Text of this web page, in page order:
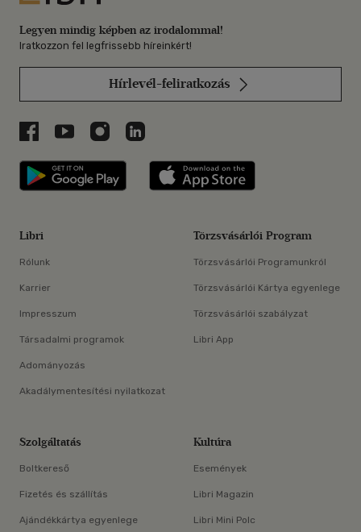
Legyen mindig képben az irodalommal!
Iratkozzon fel legfrissebb híreinkért!
Hírlevél-feliratkozás
Libri a Facebookon
Libri a Youtube-on
Libri az Instagramon
Libri a LinkedInen
Libri applikáció Szerezd meg: Google
Libri
Rólunk
Karrier
Impresszum
Társadalmi programok
Adományozás
Akadálymentesítési nyilatkozat
Törzsvásárlói Program
Törzsvásárlói Programunkról
Törzsvásárlói Kártya egyenlege
Törzsvásárlói szabályzat
Libri App
Szolgáltatás
Boltkereső
Fizetés és szállítás
Ajándékkártya egyenlege
Kultúra
Események
Libri Magazin
Libri Mini Polc